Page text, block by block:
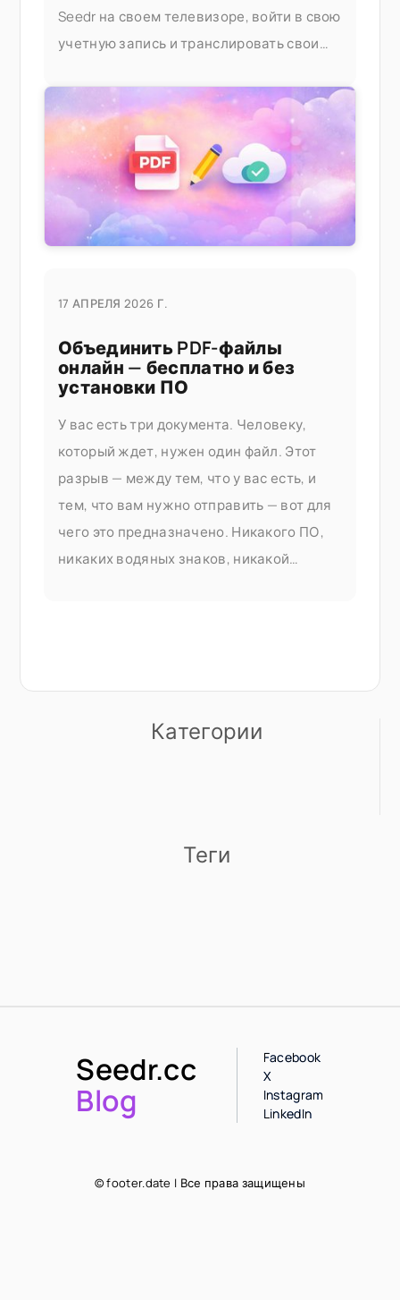
Seedr на своем телевизоре, войти в свою
учетную запись и транслировать свои
устройства или кабелей. Попробуйте его
раньше, если вы хотите попробовать
17 АПРЕЛЯ 2026 Г.
Объединить PDF-файлы
онлайн — бесплатно и без
установки ПО
У вас есть три документа. Человеку,
который ждет, нужен один файл. Этот
разрыв — между тем, что у вас есть, и
тем, что вам нужно отправить — вот для
чего это предназначено. Никакого ПО,
никаких водяных знаков, никакой
Категории
Теги
Seedr.cc
Blog
Facebook
X
Instagram
LinkedIn
© footer.date | Все права защищены